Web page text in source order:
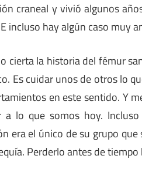
craneal y vivió algunos
incluso hay algún caso muy
cierta la historia del fémur
Es cuidar unos de otros lo
en este sentido. Y
a lo que somos hoy.
era el único de su grupo
Perderlo antes de